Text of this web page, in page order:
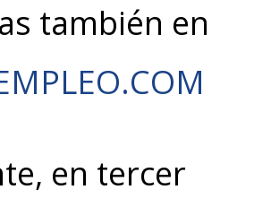
también en
en tercer